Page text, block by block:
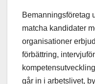
Bemanningsföretag
matcha kandidater
organisationer
förbättring,
går in i arbetslivet,